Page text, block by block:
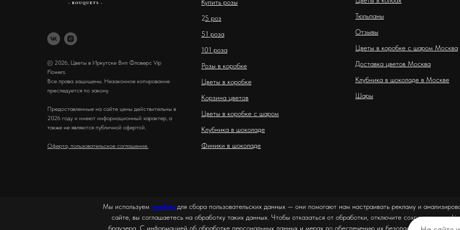
© 2026, Цветы в Иркутске Вип Фловерс Vip
Flowers.
Все права защищены. Незаконное копирование
преследуется по закону.
Предоставленные на сайте цены действительны в
2026 году и имеют информационный характер, а
также не являются публичной офертой.
Оферта, пользовательское соглашение.
Купить розы
25 роз
51 роза
101 роза
Розы в коробке
Цветы в коробке
Корзина цветов
Цветы в коробке с шаром
Клубника в шоколаде
Финики в шоколаде
Тюльпаны
Отзывы
Цветы в коробке с шаром Москва
Доставка цветов Москва
Клубника в шоколаде в Москве
Шары
Мы используем cookies для сбора пользовательских данных — они помогают нам настраивать рекламу и
сайте, вы соглашаетесь на обработку таких данных. Чтобы отказаться от обработки, отключите сохранение
браузера. С информацией об обработке персональных данных и мерах по обеспечению их безопасности можно